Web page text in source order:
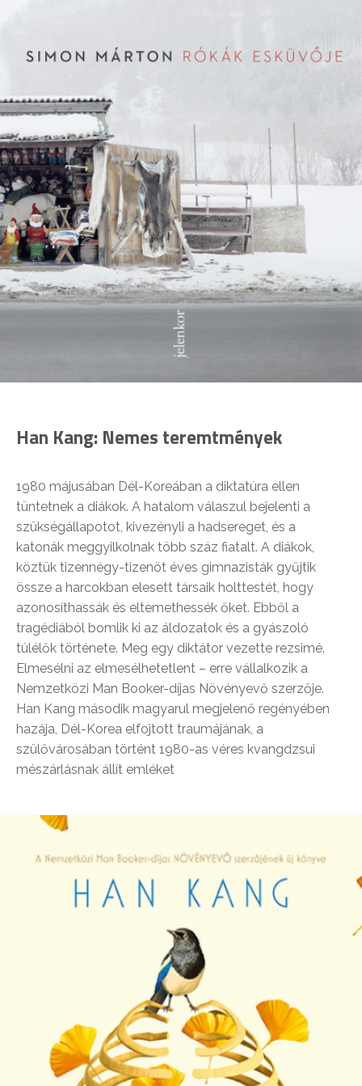
Han Kang: Nemes teremtmények
1980 májusában Dél-Koreában a diktatúra ellen
tüntetnek a diákok. A hatalom válaszul bejelenti a
szükségállapotot, kivezényli a hadsereget, és a
katonák meggyilkolnak több száz fiatalt. A diákok,
köztük tizennégy-tizenöt éves gimnazisták gyűjtik
össze a harcokban elesett társaik holttestét, hogy
azonosíthassák és eltemethessék őket. Ebből a
tragédiából bomlik ki az áldozatok és a gyászoló
túlélők története. Meg egy diktátor vezette rezsimé.
Elmesélni az elmesélhetetlent – erre vállalkozik a
Nemzetközi Man Booker-díjas Növényevő szerzője.
Han Kang második magyarul megjelenő regényében
hazája, Dél-Korea elfojtott traumájának, a
szülővárosában történt 1980-as véres kvangdzsui
mészárlásnak állít emléket